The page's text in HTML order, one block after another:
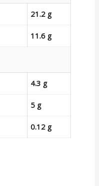
21.2 g
11.6 g
4.3 g
5 g
0.12 g